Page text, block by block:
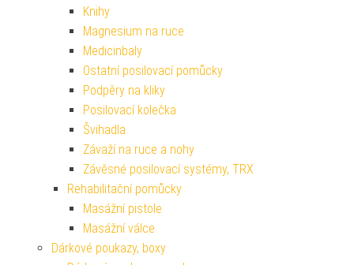
Knihy
Magnesium na ruce
Medicinbaly
Ostatní posilovací pomůcky
Podpěry na kliky
Posilovací kolečka
Švihadla
Závaží na ruce a nohy
Závěsné posilovací systémy, TRX
Rehabilitační pomůcky
Masážní pistole
Masážní válce
Dárkové poukazy, boxy